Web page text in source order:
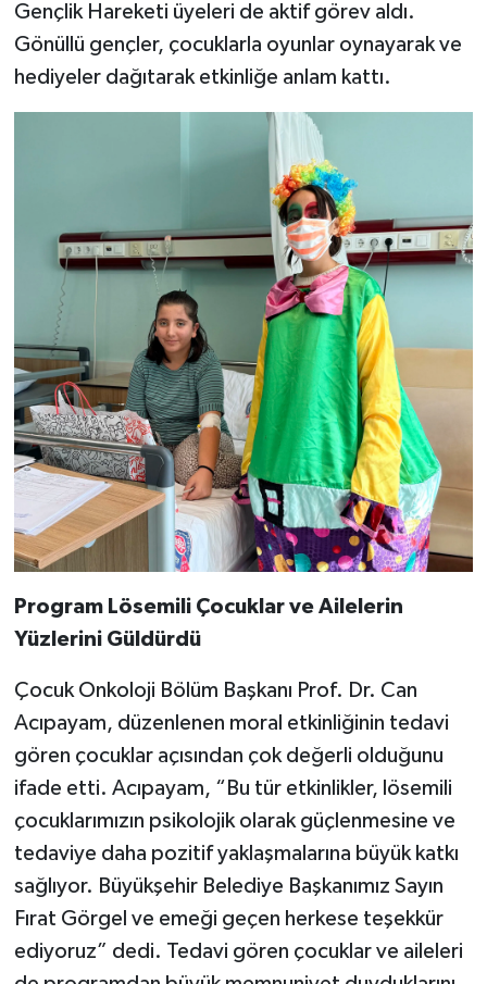
Gençlik Hareketi üyeleri de aktif görev aldı.
Gönüllü gençler, çocuklarla oyunlar oynayarak ve
hediyeler dağıtarak etkinliğe anlam kattı.
Program Lösemili Çocuklar ve Ailelerin
Yüzlerini Güldürdü
Çocuk Onkoloji Bölüm Başkanı Prof. Dr. Can
Acıpayam, düzenlenen moral etkinliğinin tedavi
gören çocuklar açısından çok değerli olduğunu
ifade etti. Acıpayam, “Bu tür etkinlikler, lösemili
çocuklarımızın psikolojik olarak güçlenmesine ve
tedaviye daha pozitif yaklaşmalarına büyük katkı
sağlıyor. Büyükşehir Belediye Başkanımız Sayın
Fırat Görgel ve emeği geçen herkese teşekkür
ediyoruz” dedi. Tedavi gören çocuklar ve aileleri